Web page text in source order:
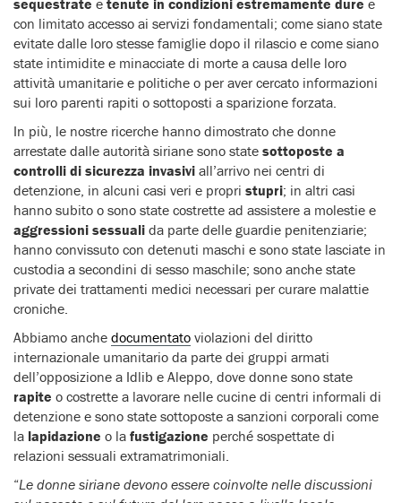
sequestrate e tenute in condizioni estremamente dure e
con limitato accesso ai servizi fondamentali; come siano state
evitate dalle loro stesse famiglie dopo il rilascio e come siano
state intimidite e minacciate di morte a causa delle loro
attività umanitarie e politiche o per aver cercato informazioni
sui loro parenti rapiti o sottoposti a sparizione forzata.
In più, le nostre ricerche hanno dimostrato che donne
arrestate dalle autorità siriane sono state sottoposte a
controlli di sicurezza invasivi all’arrivo nei centri di
detenzione, in alcuni casi veri e propri stupri; in altri casi
hanno subito o sono state costrette ad assistere a molestie e
aggressioni sessuali da parte delle guardie penitenziarie;
hanno convissuto con detenuti maschi e sono state lasciate in
custodia a secondini di sesso maschile; sono anche state
private dei trattamenti medici necessari per curare malattie
croniche.
Abbiamo anche documentato violazioni del diritto
internazionale umanitario da parte dei gruppi armati
dell’opposizione a Idlib e Aleppo, dove donne sono state
rapite o costrette a lavorare nelle cucine di centri informali di
detenzione e sono state sottoposte a sanzioni corporali come
la lapidazione o la fustigazione perché sospettate di
relazioni sessuali extramatrimoniali.
“Le donne siriane devono essere coinvolte nelle discussioni